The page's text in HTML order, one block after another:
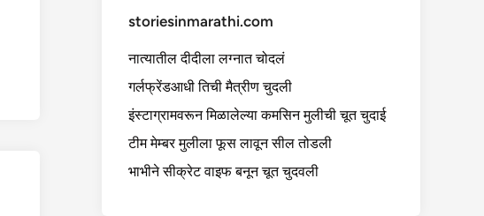
storiesinmarathi.com
नात्यातील दीदीला लग्नात चोदलं
गर्लफ्रेंडआधी तिची मैत्रीण चुदली
इंस्टाग्रामवरून मिळालेल्या कमसिन मुलीची चूत चुदाई
टीम मेम्बर मुलीला फूस लावून सील तोडली
भाभीने सीक्रेट वाइफ बनून चूत चुदवली